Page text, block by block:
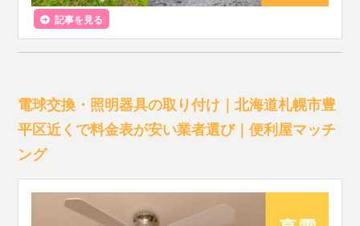
記事を見る
電球交換・照明器具の取り付け｜北海道札幌市豊
平区近くで料金表が安い業者選び｜便利屋マッチ
ング